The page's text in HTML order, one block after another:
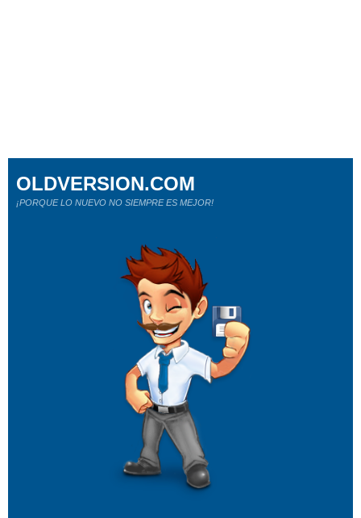
OLDVERSION.COM
¡PORQUE LO NUEVO NO SIEMPRE ES MEJOR!